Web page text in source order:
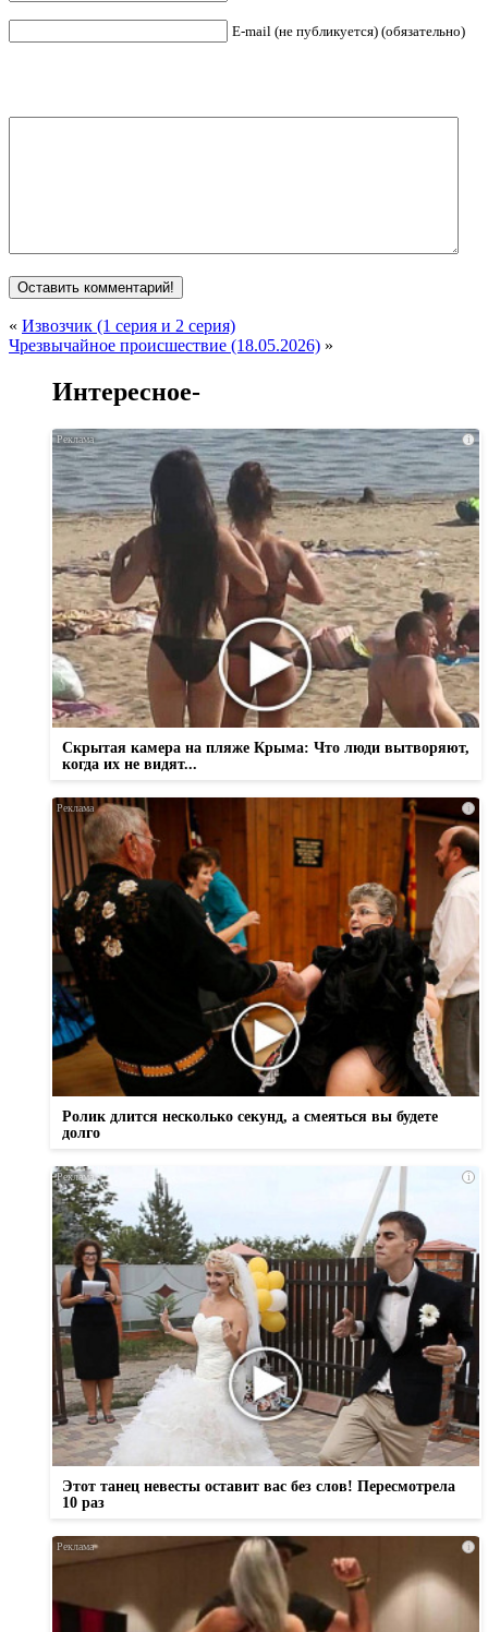
E-mail (не публикуется) (обязательно)
« Извозчик (1 серия и 2 серия)
Чрезвычайное происшествие (18.05.2026) »
Интересное-
i
Скрытая камера на пляже Крыма: Что люди вытворяют,
когда их не видят...
i
Ролик длится несколько секунд, а смеяться вы будете
долго
i
Этот танец невесты оставит вас без слов! Пересмотрела
10 раз
i